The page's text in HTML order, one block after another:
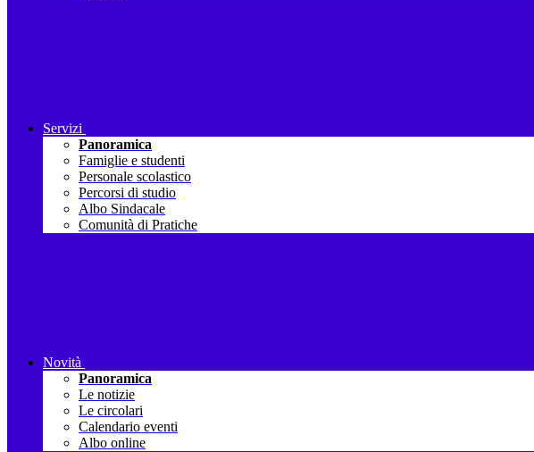
Servizi
Panoramica
Famiglie e studenti
Personale scolastico
Percorsi di studio
Albo Sindacale
Comunità di Pratiche
Novità
Panoramica
Le notizie
Le circolari
Calendario eventi
Albo online